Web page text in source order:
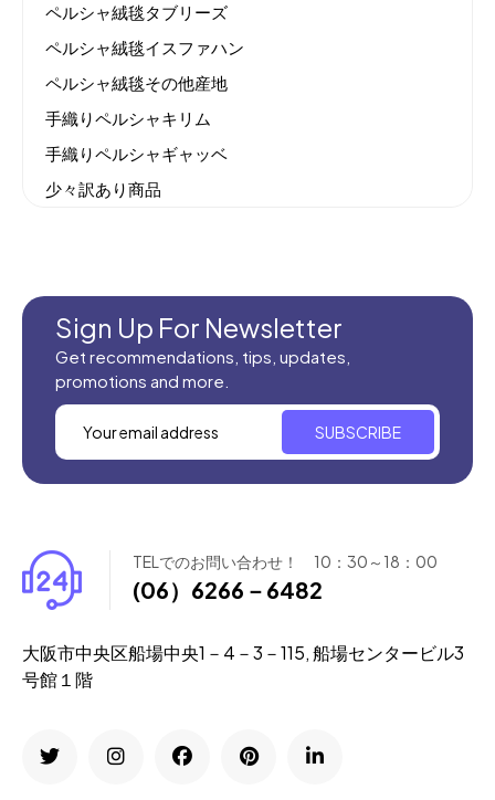
ペルシャ絨毯タブリーズ
ペルシャ絨毯イスファハン
ペルシャ絨毯その他産地
手織りペルシャキリム
手織りペルシャギャッベ
少々訳あり商品
新商品入荷
Sign Up For Newsletter
Get recommendations, tips, updates,
promotions and more.
SUBSCRIBE
TELでのお問い合わせ！ 10：30～18：00
(06）6266－6482
大阪市中央区船場中央1－4－3－115, 船場センタービル3
号館１階